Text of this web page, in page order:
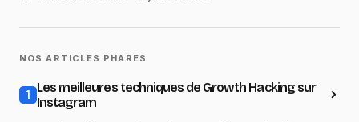
NOS ARTICLES PHARES
1 Les meilleures techniques de Growth Hacking sur
Instagram